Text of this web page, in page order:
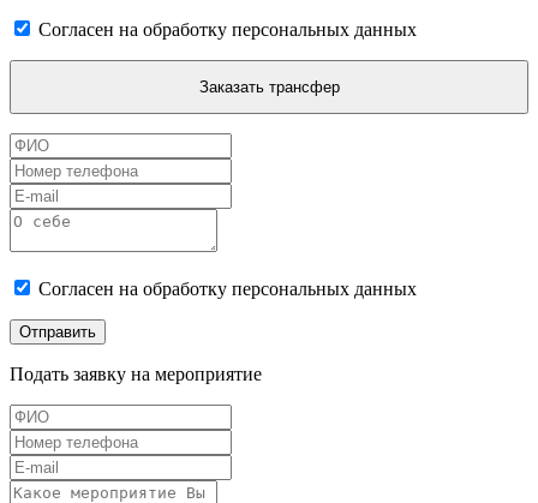
Согласен на обработку персональных данных
Заказать трансфер
Согласен на обработку персональных данных
Отправить
Подать заявку на мероприятие